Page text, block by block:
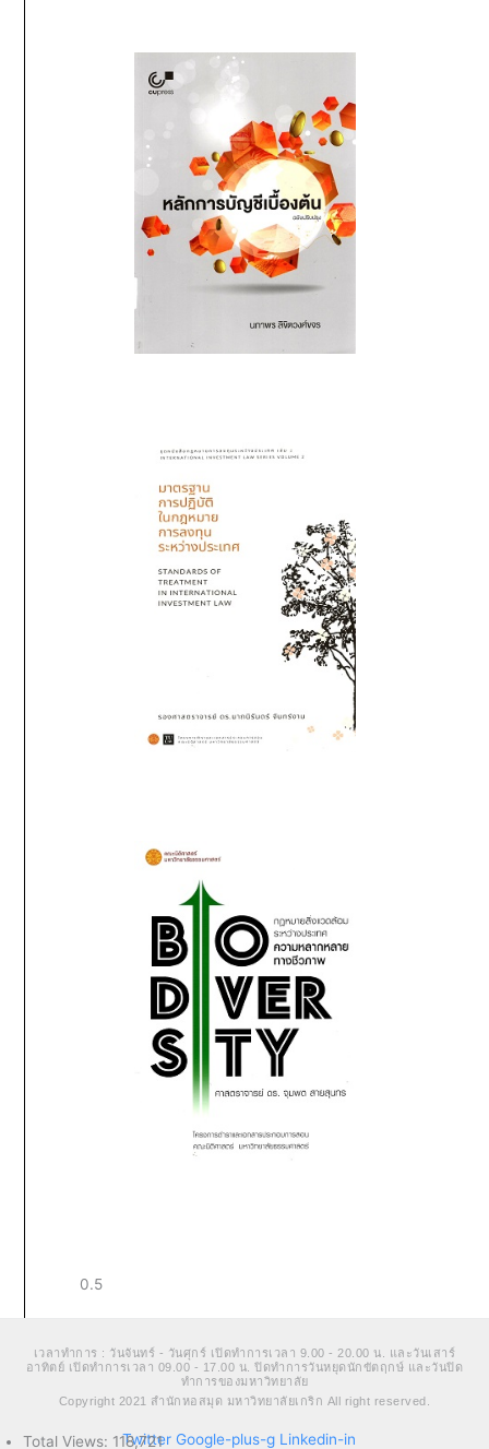
เวลาทำการ : วันจันทร์ - วันศุกร์ เปิดทำการเวลา 9.00 - 20.00 น. และวันเสาร์
อาทิตย์ เปิดทำการเวลา 09.00 - 17.00 น. ปิดทำการวันหยุดนักขัตฤกษ์ และวันปิด
ทำการของมหาวิทยาลัย
Copyright 2021 สำนักหอสมุด มหาวิทยาลัยเกริก All right reserved.
Twitter Google-plus-g Linkedin-in
Total Views: 118,721